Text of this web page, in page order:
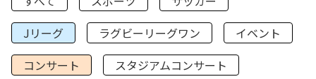
Jリーグ
ラグビーリーグワン
イベント
コンサート
スタジアムコンサート